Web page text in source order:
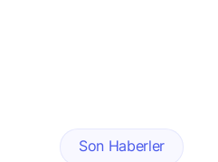
Son Haberler